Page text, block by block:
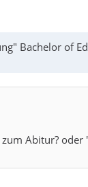
Bachelor of
Abitur? oder